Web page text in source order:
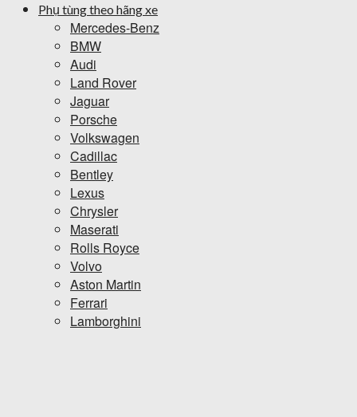
Phụ tùng theo hãng xe
Mercedes-Benz
BMW
Audi
Land Rover
Jaguar
Porsche
Volkswagen
Cadillac
Bentley
Lexus
Chrysler
Maserati
Rolls Royce
Volvo
Aston Martin
Ferrari
Lamborghini